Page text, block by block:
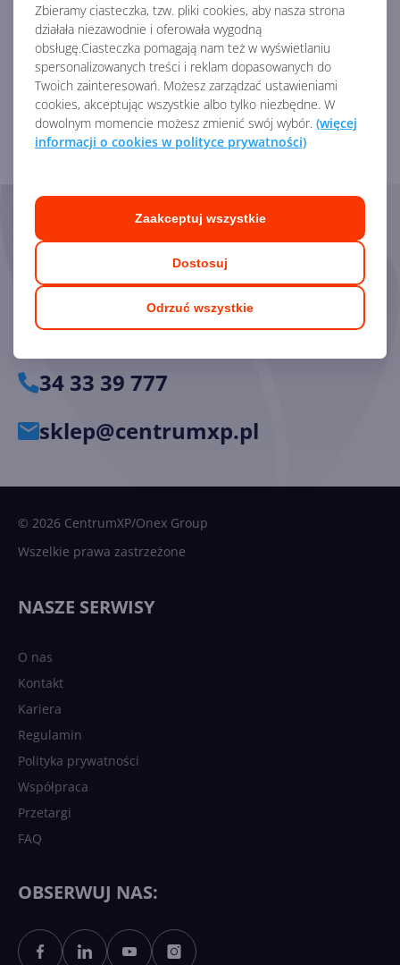
Zbieramy ciasteczka, tzw. pliki cookies, aby nasza strona
działała niezawodnie i oferowała wygodną
obsługę.Ciasteczka pomagają nam też w wyświetlaniu
spersonalizowanych treści i reklam dopasowanych do
Twoich zainteresowań. Możesz zarządzać ustawieniami
cookies, akceptując wszystkie albo tylko niezbędne. W
dowolnym momencie możesz zmienić swój wybór. (więcej
informacji o cookies w polityce prywatności)
Odrzuć wszystkie
Dostosuj
Zaakceptuj wszystkie
Identyfikator:45102
Kod producenta:CFQ7TTC0LH2Z
Zobacz porównanie z innymi pakietami
Skorzystaj z pomocy naszych
Ekspertów
Chętnie odpowiemy na pytania i pomożemy dobrać
odpowiednie licencje.
34 33 39 777
sklep@centrumxp.pl
© 2026 CentrumXP/Onex Group
Wszelkie prawa zastrzeżone
NASZE SERWISY
O nas
Kontakt
Kariera
Regulamin
Polityka prywatności
Współpraca
Przetargi
FAQ
OBSERWUJ NAS: